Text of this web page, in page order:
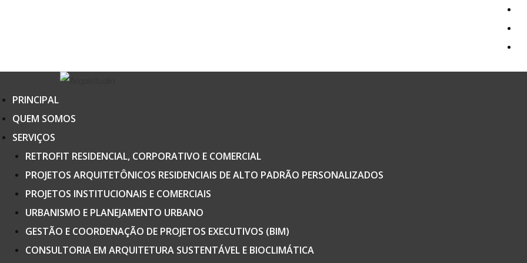
PRINCIPAL
QUEM SOMOS
SERVIÇOS
RETROFIT RESIDENCIAL, CORPORATIVO E COMERCIAL
PROJETOS ARQUITETÔNICOS RESIDENCIAIS DE ALTO PADRÃO PERSONALIZADOS
PROJETOS INSTITUCIONAIS E COMERCIAIS
URBANISMO E PLANEJAMENTO URBANO
GESTÃO E COORDENAÇÃO DE PROJETOS EXECUTIVOS (BIM)
CONSULTORIA EM ARQUITETURA SUSTENTÁVEL E BIOCLIMÁTICA